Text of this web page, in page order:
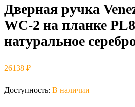
Дверная ручка
WC-2 на планке
натуральное
26138 ₽
Доступность: В наличии